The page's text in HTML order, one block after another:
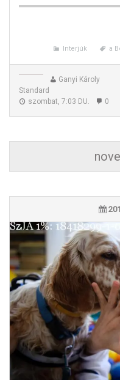
Illés Fanni és Berki
a
Interjúk
Ganyi Károly
Standard
szombat, 7:03 DU.
0